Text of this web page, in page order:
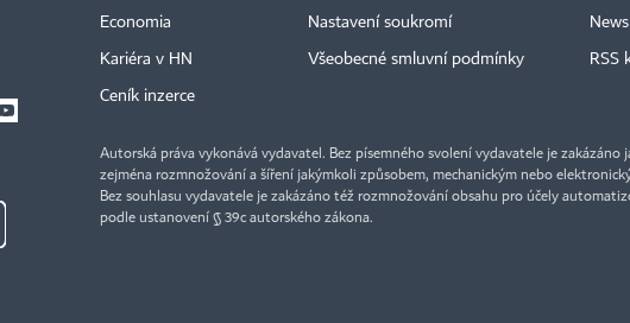
Economia
Kariéra v HN
Ceník inzerce
Nastavení soukromí
Všeobecné smluvní podmínky RSS
Autorská práva vykonává vydavatel. Bez písemného svolení vydavatele je zakázáno
zejména rozmnožování a šíření jakýmkoli způsobem, mechanickým nebo
Bez souhlasu vydavatele je zakázáno též rozmnožování obsahu pro účely
podle ustanovení § 39c autorského zákona.